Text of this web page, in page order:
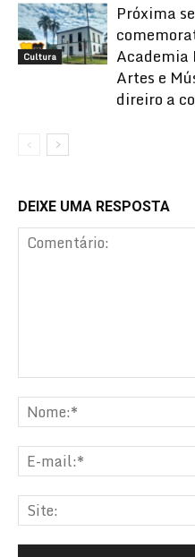
Cultura
Próxima
Academia
Artes e
direiro a
DEIXE UMA RESPOSTA